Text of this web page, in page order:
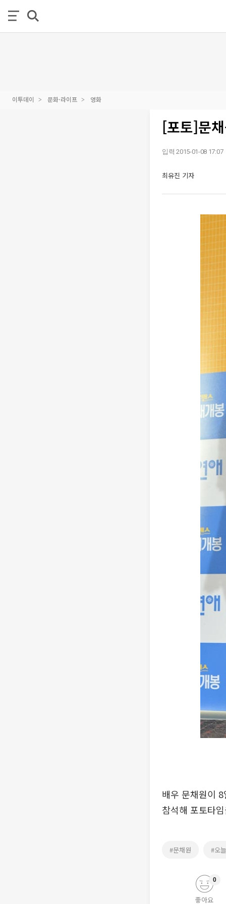
이투데이 문화·라이프 영화
[포토]문
입력 2015-01-08 17:07
최유진 기자
배우 문채원이
참석해 포토타
#문채원 #오
좋아요
0